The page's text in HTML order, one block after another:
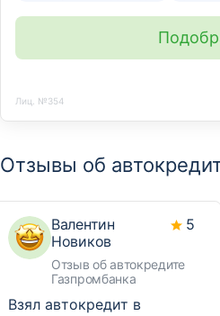
Лиц. №354
Отзывы об
Валентин
Новиков
Отзыв об автокредите
Газпромбанка
5
Взял автокредит в